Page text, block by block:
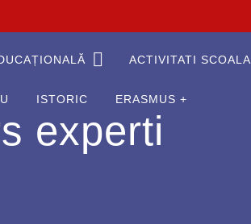
ACTIVITATI SCOALA
ISTORIC ERASMUS +
experti